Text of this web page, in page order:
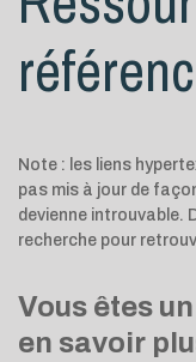
Note : les liens
pas mis à jour de
devienne introuvable.
recherche pour
Vous êtes
en savoir